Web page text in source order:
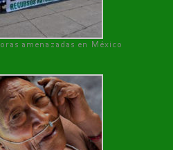
amenazadas en México